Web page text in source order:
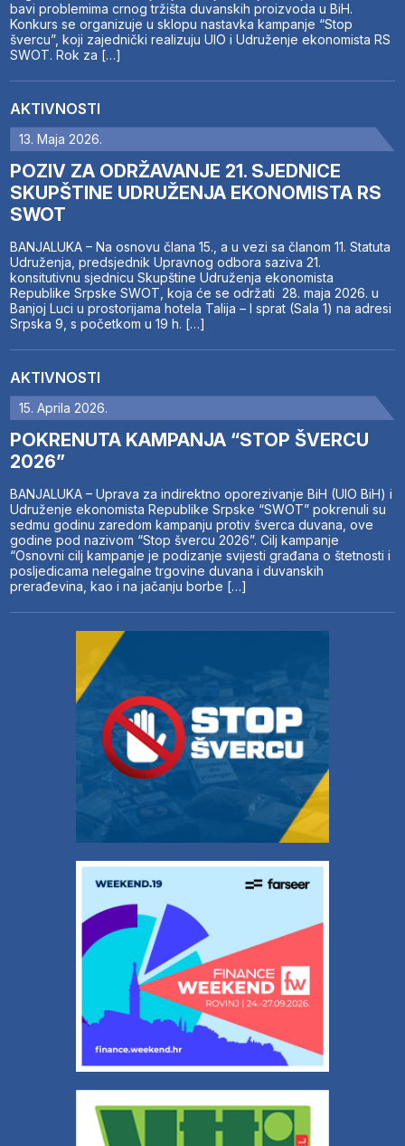
bavi problemima crnog tržišta duvanskih proizvoda u BiH.
Konkurs se organizuje u sklopu nastavka kampanje “Stop
švercu”, koji zajednički realizuju UIO i Udruženje ekonomista RS
SWOT. Rok za […]
AKTIVNOSTI
13. Maja 2026.
POZIV ZA ODRŽAVANJE 21. SJEDNICE
SKUPŠTINE UDRUŽENJA EKONOMISTA RS
SWOT
BANJALUKA – Na osnovu člana 15., a u vezi sa članom 11. Statuta
Udruženja, predsjednik Upravnog odbora saziva 21.
konsitutivnu sjednicu Skupštine Udruženja ekonomista
Republike Srpske SWOT, koja će se održati 28. maja 2026. u
Banjoj Luci u prostorijama hotela Talija – I sprat (Sala 1) na adresi
Srpska 9, s početkom u 19 h. […]
AKTIVNOSTI
15. Aprila 2026.
POKRENUTA KAMPANJA “STOP ŠVERCU
2026”
BANJALUKA – Uprava za indirektno oporezivanje BiH (UIO BiH) i
Udruženje ekonomista Republike Srpske “SWOT” pokrenuli su
sedmu godinu zaredom kampanju protiv šverca duvana, ove
godine pod nazivom “Stop švercu 2026”. Cilj kampanje
“Osnovni cilj kampanje je podizanje svijesti građana o štetnosti i
posljedicama nelegalne trgovine duvana i duvanskih
prerađevina, kao i na jačanju borbe […]